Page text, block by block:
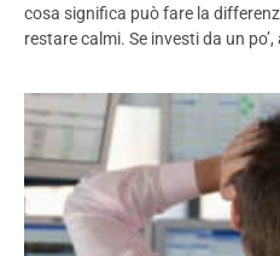
cosa significa può fare la
restare calmi. Se investi da un